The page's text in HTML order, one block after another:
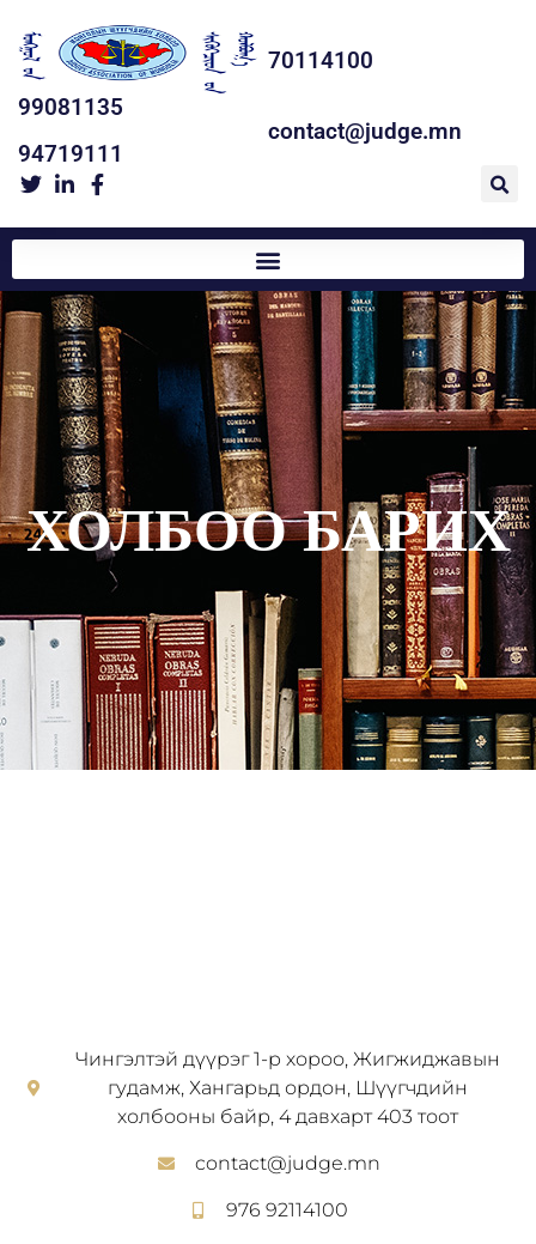
70114100
99081135
94719111
contact@judge.mn
ХОЛБОО БАРИХ
Чингэлтэй дүүрэг 1-р хороо, Жигжиджавын
гудамж, Хангарьд ордон, Шүүгчдийн
холбооны байр, 4 давхарт 403 тоот
contact@judge.mn
976 92114100